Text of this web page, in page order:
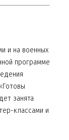
и на военных
программе
занята
классами и